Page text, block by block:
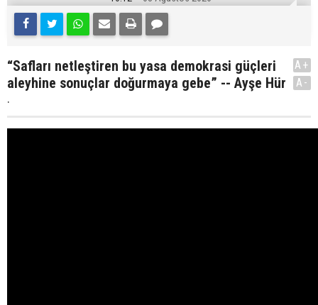
“Safları netleştiren bu yasa demokrasi güçleri
aleyhine sonuçlar doğurmaya gebe” -- Ayşe Hür
.
A+
A-